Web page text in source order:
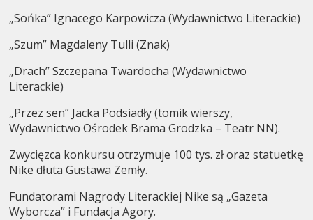
„Sońka” Ignacego Karpowicza (Wydawnictwo Literackie)
„Szum” Magdaleny Tulli (Znak)
„Drach” Szczepana Twardocha (Wydawnictwo
Literackie)
„Przez sen” Jacka Podsiadły (tomik wierszy,
Wydawnictwo Ośrodek Brama Grodzka – Teatr NN).
Zwycięzca konkursu otrzymuje 100 tys. zł oraz statuetkę
Nike dłuta Gustawa Zemły.
Fundatorami Nagrody Literackiej Nike są „Gazeta
Wyborcza” i Fundacja Agory.